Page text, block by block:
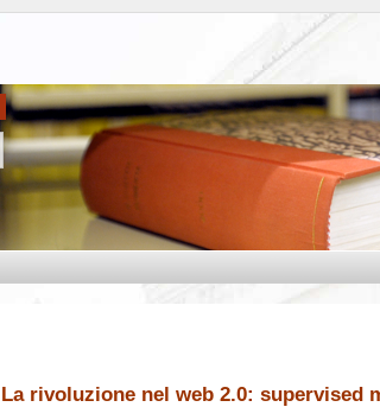
La rivoluzione nel web 2.0: supervised